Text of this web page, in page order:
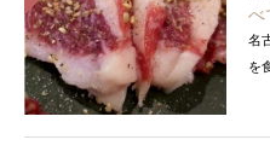
名
を